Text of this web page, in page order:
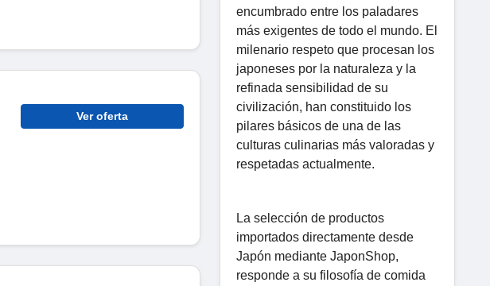
Ver oferta
encumbrado entre los paladares
más exigentes de todo el mundo. El
milenario respeto que procesan los
japoneses por la naturaleza y la
refinada sensibilidad de su
civilización, han constituido los
pilares básicos de una de las
culturas culinarias más valoradas y
respetadas actualmente.
La selección de productos
importados directamente desde
Japón mediante JaponShop,
responde a su filosofía de comida